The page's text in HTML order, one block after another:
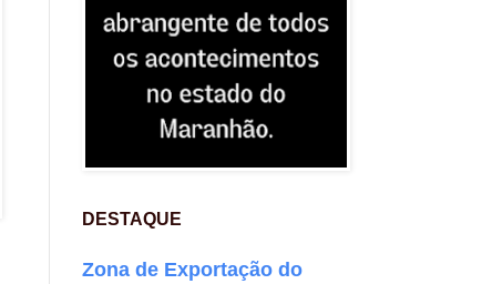
DESTAQUE
Zona de Exportação do